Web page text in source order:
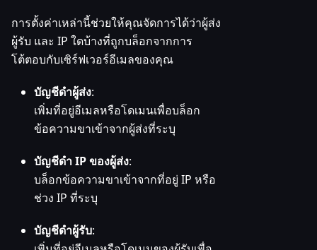
การตั้งค่าเหล่านี้ช่วยให้คุณจัดการได้ว่าผู้ส่ง
ผู้รับ และ IP ใดบ้างที่ถูกบล็อกจากการ
โต้ตอบกับเซิร์ฟเวอร์อีเมลของคุณ
บัญชีดำผู้ส่ง:
เพิ่มที่อยู่อีเมลหรือโดเมนเพื่อบล็อก
ข้อความขาเข้าจากผู้ส่งที่ระบุ
บัญชีดำ IP ของผู้ส่ง:
บล็อกข้อความขาเข้าจากที่อยู่ IP หรือ
ช่วง IP ที่ระบุ
บัญชีดำผู้รับ: